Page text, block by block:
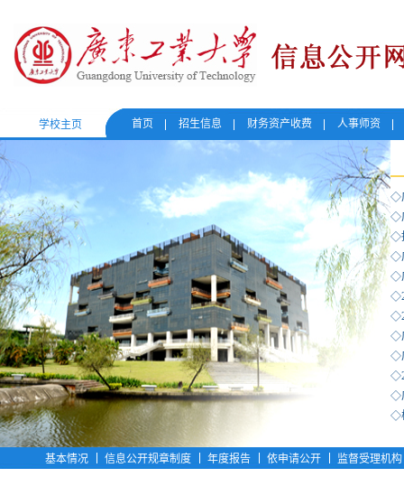
学校主页 首页 招生信息 财务资产收费 人事师资
◇
◇
◇
◇
◇
◇
◇
◇
◇
◇
◇
◇
基本情况 信息公开规章制度 年度报告 依申请公开 监督受理机构